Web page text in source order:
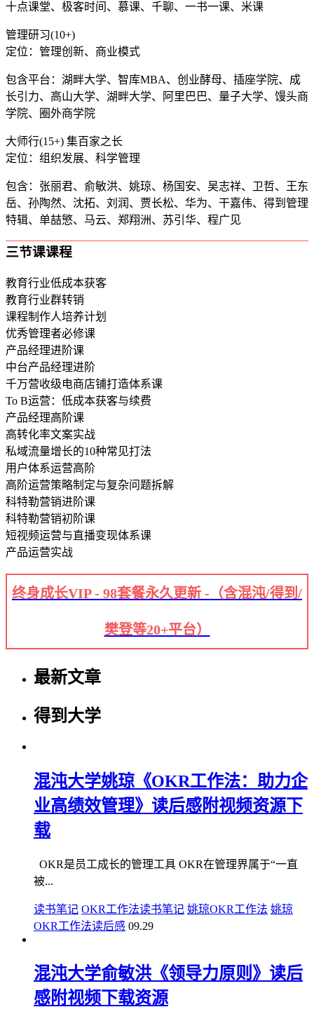
十点课堂、极客时间、慕课、千聊、一书一课、米课
管理研习(10+)
定位：管理创新、商业模式
包含平台：湖畔大学、智库MBA、创业酵母、插座学院、成
长引力、高山大学、湖畔大学、阿里巴巴、量子大学、馒头商
学院、圈外商学院
大师行(15+) 集百家之长
定位：组织发展、科学管理
包含：张丽君、俞敏洪、姚琼、杨国安、吴志祥、卫哲、王东
岳、孙陶然、沈拓、刘润、贾长松、华为、干嘉伟、得到管理
特辑、单喆慜、马云、郑翔洲、苏引华、程广见
三节课课程
教育行业低成本获客
教育行业群转销
课程制作人培养计划
优秀管理者必修课
产品经理进阶课
中台产品经理进阶
千万营收级电商店铺打造体系课
To B运营：低成本获客与续费
产品经理高阶课
高转化率文案实战
私域流量增长的10种常见打法
用户体系运营高阶
高阶运营策略制定与复杂问题拆解
科特勒营销进阶课
科特勒营销初阶课
短视频运营与直播变现体系课
产品运营实战
终身成长VIP - 98套餐永久更新 -（含混沌/得到/
樊登等20+平台）
最新文章
得到大学
混沌大学姚琼《OKR工作法：助力企
业高绩效管理》读后感附视频资源下
载
OKR是员工成长的管理工具 OKR在管理界属于“一直
被...
读书笔记 OKR工作法读书笔记 姚琼OKR工作法 姚琼
OKR工作法读后感 09.29
混沌大学俞敏洪《领导力原则》读后
感附视频下载资源